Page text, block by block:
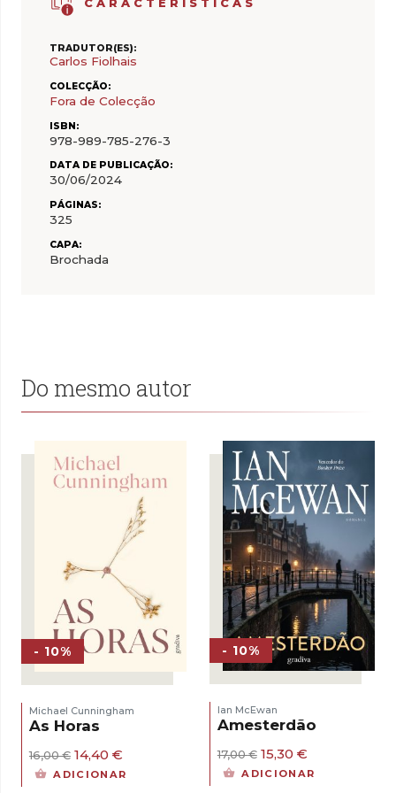
CARACTERÍSTICAS
TRADUTOR(ES):
Carlos Fiolhais
COLECÇÃO:
Fora de Colecção
ISBN:
978-989-785-276-3
DATA DE PUBLICAÇÃO:
30/06/2024
PÁGINAS:
325
CAPA:
Brochada
Do mesmo autor
- 10%
Michael Cunningham
As Horas
16,00€ O
preço
original
14,40 €
preço
atual
ADICIONAR
- 10%
Ian McEwan
Amesterdão
17,00€ O
preço
original
15,30 €O
preço
atual
ADICIONAR